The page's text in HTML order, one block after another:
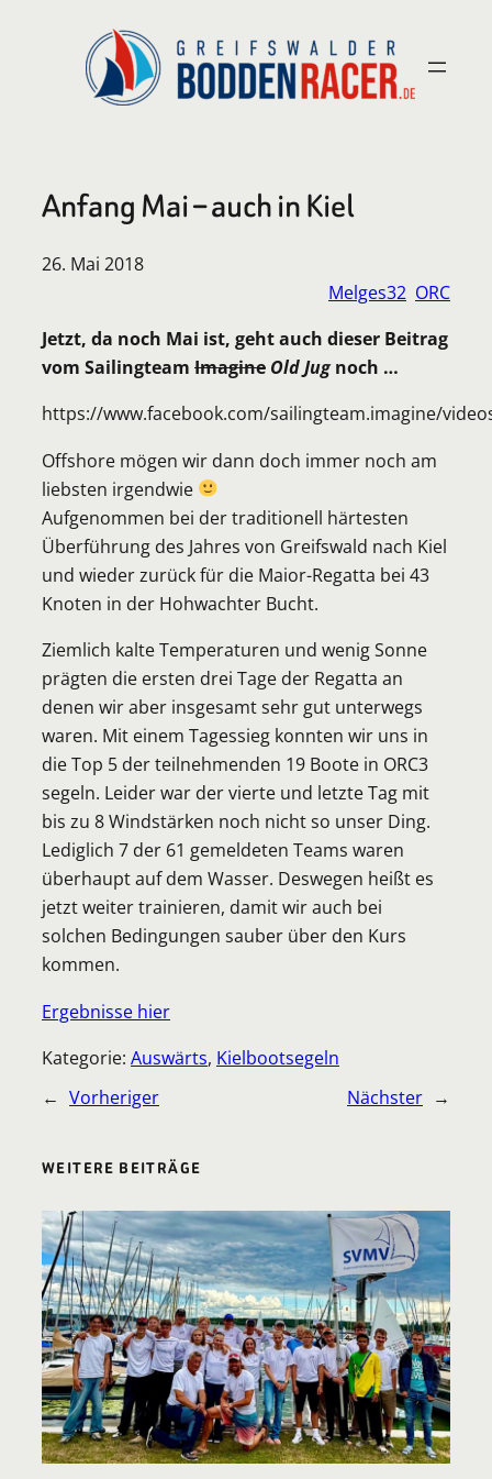
Anfang Mai – auch in Kiel
26. Mai 2018
Melges32 ORC
Jetzt, da noch Mai ist, geht auch dieser Beitrag
vom Sailingteam Imagine Old Jugnoch …
https://www.facebook.com/sailingteam.imagine/
Offshore mögen wir dann doch immer noch am
liebsten irgendwie
Aufgenommen bei der traditionell härtesten
Überführung des Jahres von Greifswald nach Kiel
und wieder zurück für die Maior-Regatta bei 43
Knoten in der Hohwachter Bucht.
Ziemlich kalte Temperaturen und wenig Sonne
prägten die ersten drei Tage der Regatta an
denen wir aber insgesamt sehr gut unterwegs
waren. Mit einem Tagessieg konnten wir uns in
die Top 5 der teilnehmenden 19 Boote in ORC3
segeln. Leider war der vierte und letzte Tag mit
bis zu 8 Windstärken noch nicht so unser Ding.
Lediglich 7 der 61 gemeldeten Teams waren
überhaupt auf dem Wasser. Deswegen heißt es
jetzt weiter trainieren, damit wir auch bei
solchen Bedingungen sauber über den Kurs
kommen.
Ergebnisse hier
Kategorie: Auswärts, Kielbootsegeln
← Vorheriger Nächster →
WEITERE BEITRÄGE